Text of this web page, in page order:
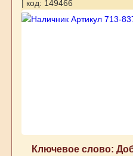
| код: 149466
Ключевое слово: